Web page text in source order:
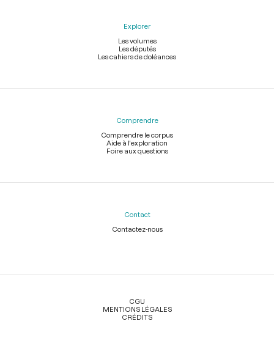
Explorer
Les volumes
Les députés
Les cahiers de doléances
Comprendre
Comprendre le corpus
Aide à l'exploration
Foire aux questions
Contact
Contactez-nous
Légal
CGU
MENTIONS LÉGALES
CRÉDITS